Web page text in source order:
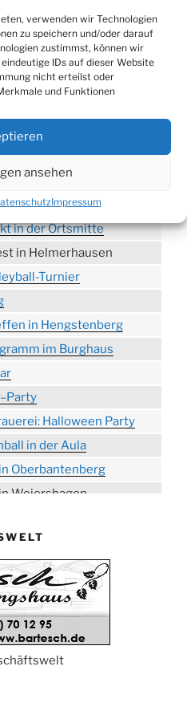
verwenden wir Technologien
zu speichern und/oder darauf
zustimmst, können wir
IDs auf dieser Website
nicht erteilst oder
und Funktionen
ansehen
Impressum
in der Ortsmitte
in Helmerhausen
Turnier
in Hengstenberg
im Burghaus
Halloween Party
in der Aula
Oberbantenberg
Weiershagen
der Tollitäten
Männerchor
am Ehrenmal
an der Oberbantenberger